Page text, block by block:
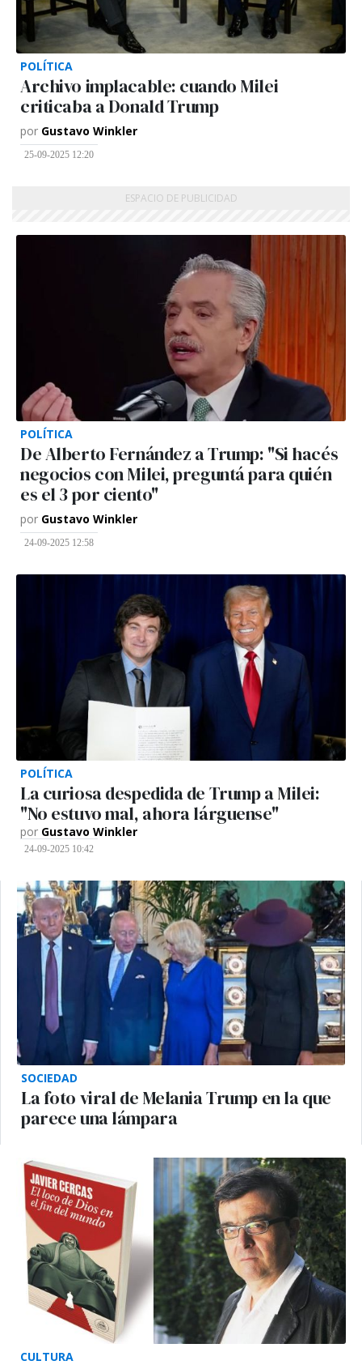
POLÍTICA
Archivo implacable: cuando Milei
criticaba a Donald Trump
por Gustavo Winkler
25-09-2025 12:20
POLÍTICA
De Alberto Fernández a Trump: "Si hacés
negocios con Milei, preguntá para quién
es el 3 por ciento"
por Gustavo Winkler
24-09-2025 12:58
POLÍTICA
La curiosa despedida de Trump a Milei:
"No estuvo mal, ahora lárguense"
por Gustavo Winkler
24-09-2025 10:42
SOCIEDAD
La foto viral de Melania Trump en la que
parece una lámpara
CULTURA